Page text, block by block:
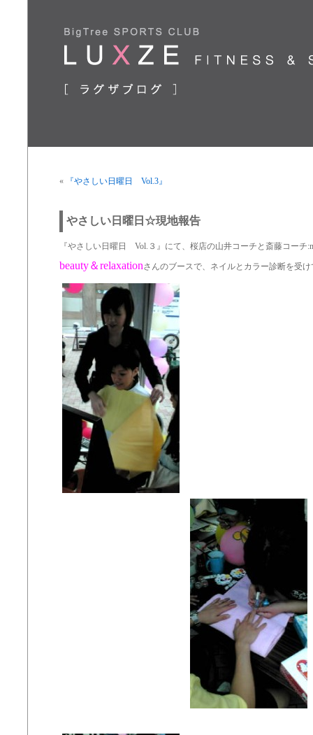
« 『やさしい日曜日 Vol.3』
やさしい日曜日☆現地報告
『やさしい日曜日 Vol.３』にて、桜店の山井コーチと斎藤コーチ
beauty＆relaxationさんのブースで、ネイルとカラー診断を受